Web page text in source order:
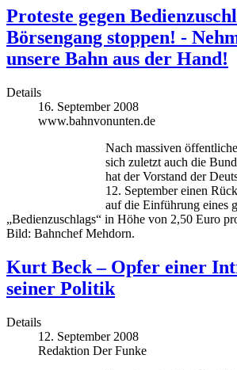
Proteste gegen
Börsengang stoppen! -
unsere Bahn aus der Hand!
Details
16. September 2008
www.bahnvonunten.de
Nach massiven
sich zuletzt auch die
hat der Vorstand der
12. September einen
auf die Einführung eines
„Bedienzuschlags“ in Höhe von 2,50 Euro
Bild: Bahnchef Mehdorn.
Kurt Beck – Opfer einer
seiner Politik
Details
12. September 2008
Redaktion Der Funke